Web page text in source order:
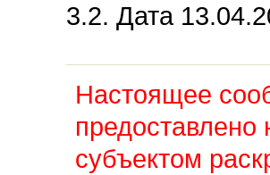
3.2. Дата
Настоящее
предоставлено
субъектом